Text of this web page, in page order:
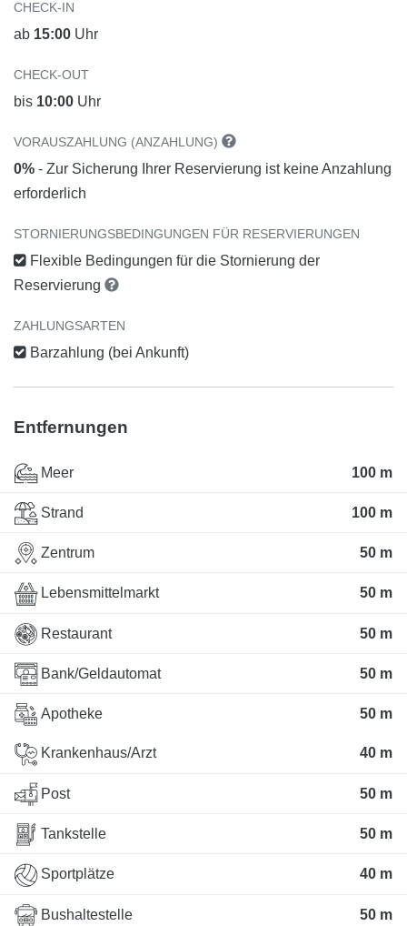
CHECK-IN
ab 15:00 Uhr
CHECK-OUT
bis 10:00 Uhr
VORAUSZAHLUNG (ANZAHLUNG)
0% - Zur Sicherung Ihrer Reservierung ist keine Anzahlung
erforderlich
STORNIERUNGSBEDINGUNGEN FÜR RESERVIERUNGEN
Flexible Bedingungen für die Stornierung der
Reservierung
ZAHLUNGSARTEN
Barzahlung (bei Ankunft)
Entfernungen
Meer 100 m
Strand 100 m
Zentrum 50 m
Lebensmittelmarkt 50 m
Restaurant 50 m
Bank/Geldautomat 50 m
Apotheke 50 m
Krankenhaus/Arzt 40 m
Post 50 m
Tankstelle 50 m
Sportplätze 40 m
Bushaltestelle 50 m